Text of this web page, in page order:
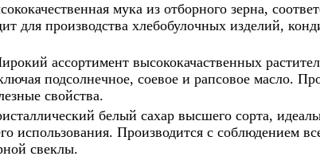
мука из отборного зерна,
для производства хлебобулочных изделий,
ассортимент высококачаственных
подсолнечное, соевое и рапсовое масло.
свойства.
белый сахар высшего сорта,
использования. Производится с соблюдением
свеклы.